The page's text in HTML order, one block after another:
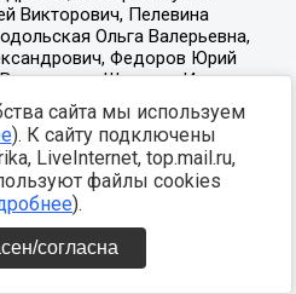
сайта мы используем
). К сайту подключены
LiveInternet, top.mail.ru,
файлы cookies
).
согласна